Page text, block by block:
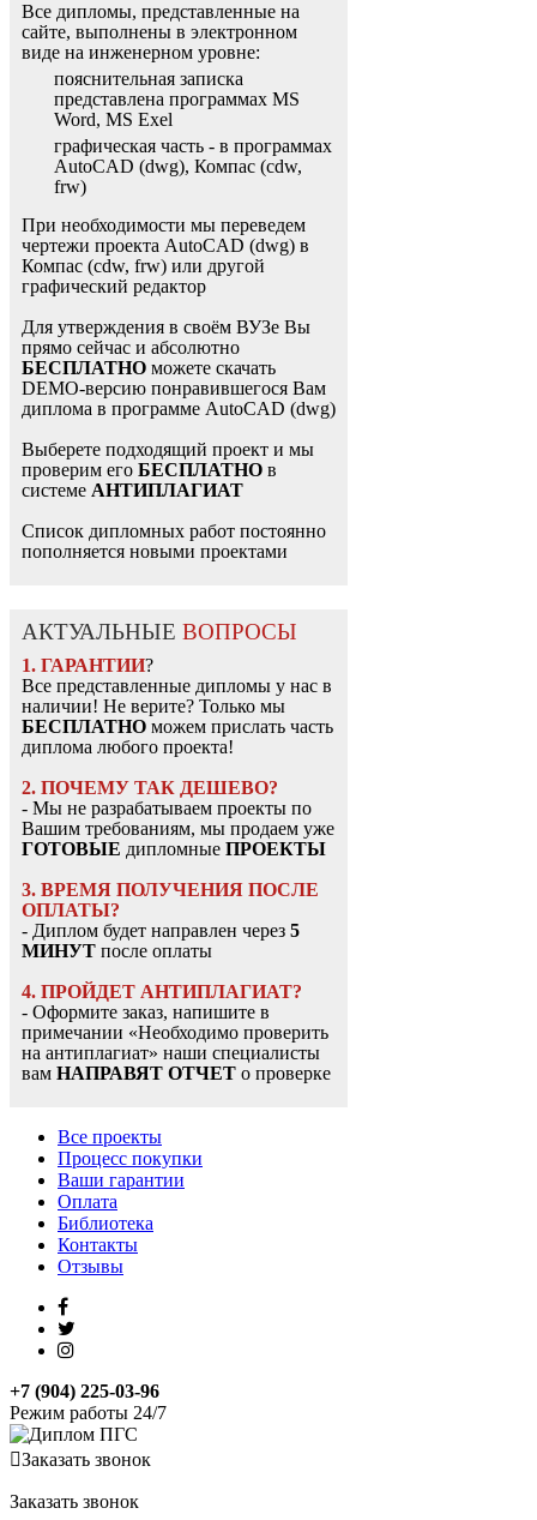
Все дипломы, представленные на
сайте, выполнены в электронном
виде на инженерном уровне:
пояснительная записка
представлена программах MS
Word, MS Exel
графическая часть - в программах
AutoCAD (dwg), Компас (cdw,
frw)
При необходимости мы переведем
чертежи проекта AutoCAD (dwg) в
Компас (cdw, frw) или другой
графический редактор
Для утверждения в своём ВУЗе Вы
прямо сейчас и абсолютно
БЕСПЛАТНО можете скачать
DEMO-версию понравившегося Вам
диплома в программе AutoCAD (dwg)
Выберете подходящий проект и мы
проверим его БЕСПЛАТНО в
системе АНТИПЛАГИАТ
Список дипломных работ постоянно
пополняется новыми проектами
АКТУАЛЬНЫЕ ВОПРОСЫ
1. ГАРАНТИИ?
Все представленные дипломы у нас в
наличии! Не верите? Только мы
БЕСПЛАТНО можем прислать часть
диплома любого проекта!
2. ПОЧЕМУ ТАК ДЕШЕВО?
- Мы не разрабатываем проекты по
Вашим требованиям, мы продаем уже
ГОТОВЫЕ дипломные ПРОЕКТЫ
3. ВРЕМЯ ПОЛУЧЕНИЯ ПОСЛЕ
ОПЛАТЫ?
- Диплом будет направлен через 5
МИНУТ после оплаты
4. ПРОЙДЕТ АНТИПЛАГИАТ?
- Оформите заказ, напишите в
примечании «Необходимо проверить
на антиплагиат» наши специалисты
вам НАПРАВЯТ ОТЧЕТ о проверке
Все проекты
Процесс покупки
Ваши гарантии
Оплата
Библиотека
Контакты
Отзывы
+7 (904) 225-03-96
Режим работы 24/7
Заказать звонок
Заказать звонок